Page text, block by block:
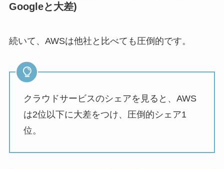
Googleと大差)
続いて、AWSは他社と比べても圧倒的です。
クラウドサービスのシェアを見ると、AWS
は2位以下に大差をつけ、圧倒的シェア1
位。